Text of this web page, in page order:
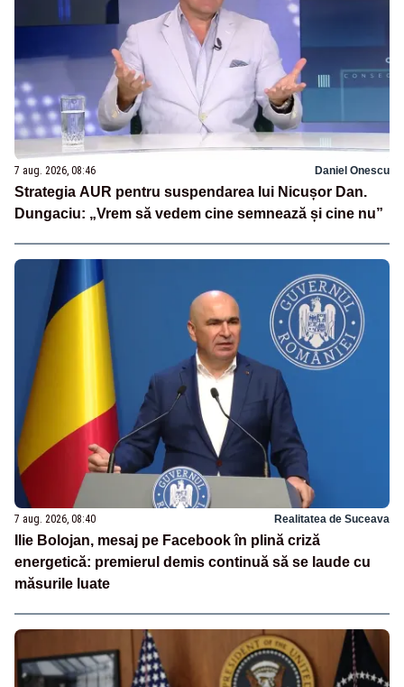
7 aug. 2026, 08:46 Daniel Onescu
Strategia AUR pentru suspendarea lui Nicușor Dan.
Dungaciu: „Vrem să vedem cine semnează și cine nu”
7 aug. 2026, 08:40 Realitatea de Suceava
Ilie Bolojan, mesaj pe Facebook în plină criză
energetică: premierul demis continuă să se laude cu
măsurile luate